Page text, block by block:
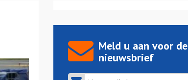
Meld u aan voor de
nieuwsbrief